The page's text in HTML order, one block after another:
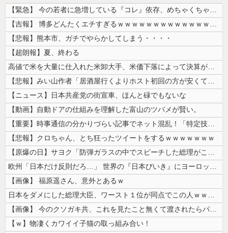
【緊急】 今の若者に急増している『コレ』依存、めちゃくちゃ深刻な模様w...
【吉報】 博多どんたくエチすぎるｗｗｗｗｗｗｗｗｗｗｗｗｗｗｗ
【悲報】熊本市、ガチでやらかしてしまう・・・・
【超朗報】夏、終わる
高値で米を大量に仕入れた米卸大手、米価下落によって決算が凄まじいことに...
【悲報】みい山作者「居酒屋行くよりホスト初回の方が安くてチヤホヤされる...
【ニュース】日本共産党の街宣車、ほんと碌でもないな
【動画】自動ドアの仕組みを理解した富山のツバメが賢い。
【重要】時事通信の分かりづらい記事でネット混乱！「特定技能2号に5年枠...
【悲報】クロちゃん、とち狂ったツイートをするｗｗｗｗｗｗｗ
【原爆の日】サヨク「防弾ガラスの中でスピーチした総理がこれまでいたんだ...
欧州「日本だけ反則だろ…」 世界の『日本びいき』にヨーロッパ全土から不...
【画像】 福原遥さん、意外とあるｗ
日本をダメにした総理大臣、ワースト１位が同点でこの人ｗｗｗｗｗｗ
【画像】 今のクソガキ共、これを見たこと無くて渡されたらパニクるらしい...
【ｗ】物凄くカワイイ子猫の取っ組み合い！